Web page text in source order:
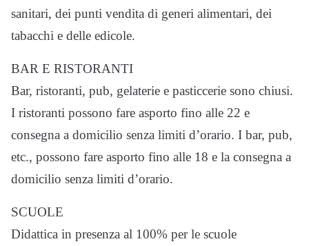
sanitari, dei punti vendita di generi alimentari, dei
tabacchi e delle edicole.
BAR E RISTORANTI
Bar, ristoranti, pub, gelaterie e pasticcerie sono chiusi.
I ristoranti possono fare asporto fino alle 22 e
consegna a domicilio senza limiti d’orario. I bar, pub,
etc., possono fare asporto fino alle 18 e la consegna a
domicilio senza limiti d’orario.
SCUOLE
Didattica in presenza al 100% per le scuole